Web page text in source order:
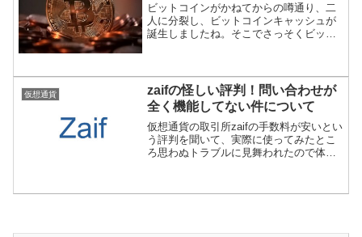
ビットコインがかねてからの噂通り、二
人に分裂し、ビットコインキャッシュが
誕生しましたね。そこでさっそくビット
仮想通貨
zaifの怪しい評判！問い合わせが
全く機能してない件について
仮想通貨の取引所zaifの手数料が安いとい
う評判を聞いて、実際に使ってみたとこ
ろ思わぬトラブルに見舞われたので体験